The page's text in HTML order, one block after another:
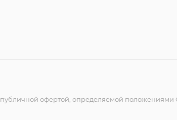
офертой, определяемой положениями